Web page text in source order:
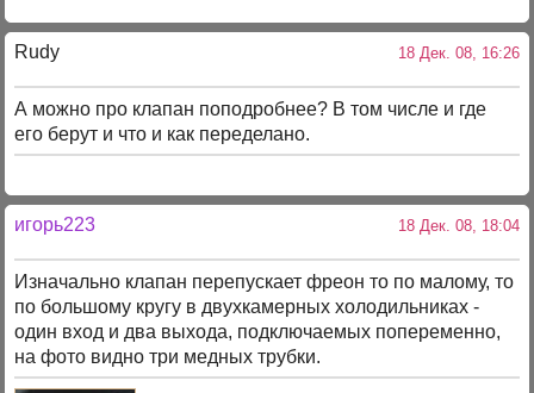
Rudy 18 Дек. 08, 16:26
А можно про клапан поподробнее? В том числе и где
его берут и что и как переделано.
игорь223 18 Дек. 08, 18:04
Изначально клапан перепускает фреон то по малому, то
по большому кругу в двухкамерных холодильниках -
один вход и два выхода, подключаемых попеременно,
на фото видно три медных трубки.